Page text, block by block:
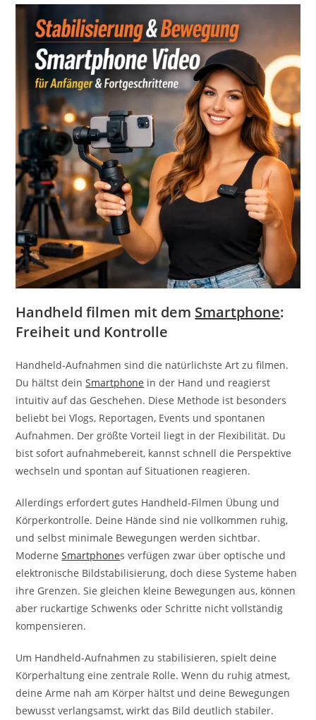
Handheld filmen mit dem Smartphone:
Freiheit und Kontrolle
Handheld-Aufnahmen sind die natürlichste Art zu filmen.
Du hältst deinSmartphone in der Hand und reagierst
intuitiv auf das Geschehen. Diese Methode ist besonders
beliebt bei Vlogs, Reportagen, Events und spontanen
Aufnahmen. Der größte Vorteil liegt in der Flexibilität. Du
bist sofort aufnahmebereit, kannst schnell die Perspektive
wechseln und spontan auf Situationen reagieren.
Allerdings erfordert gutes Handheld-Filmen Übung und
Körperkontrolle. Deine Hände sind nie vollkommen ruhig,
und selbst minimale Bewegungen werden sichtbar.
ModerneSmartphones verfügen zwar über optische und
elektronische Bildstabilisierung, doch diese Systeme haben
ihre Grenzen. Sie gleichen kleine Bewegungen aus, können
aber ruckartige Schwenks oder Schritte nicht vollständig
kompensieren.
Um Handheld-Aufnahmen zu stabilisieren, spielt deine
Körperhaltung eine zentrale Rolle. Wenn du ruhig atmest,
deine Arme nah am Körper hältst und deine Bewegungen
bewusst verlangsamst, wirkt das Bild deutlich stabiler.